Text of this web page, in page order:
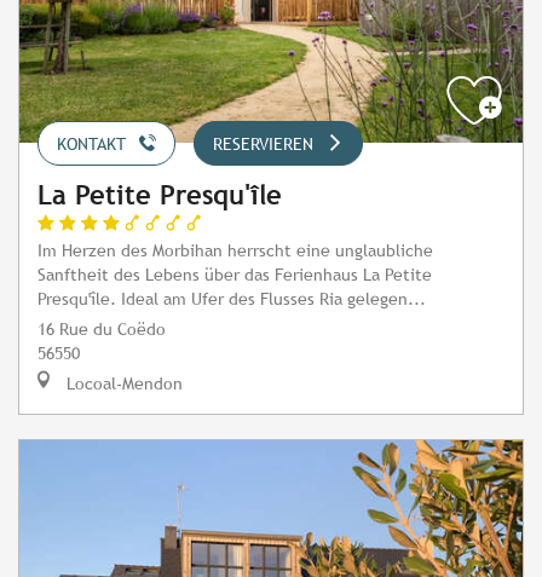
KONTAKT RESERVIEREN
La Petite Presqu'île
Im Herzen des Morbihan herrscht eine unglaubliche
Sanftheit des Lebens über das Ferienhaus La Petite
Presqu'île. Ideal am Ufer des Flusses Ria gelegen...
16 Rue du Coëdo
56550
Locoal-Mendon